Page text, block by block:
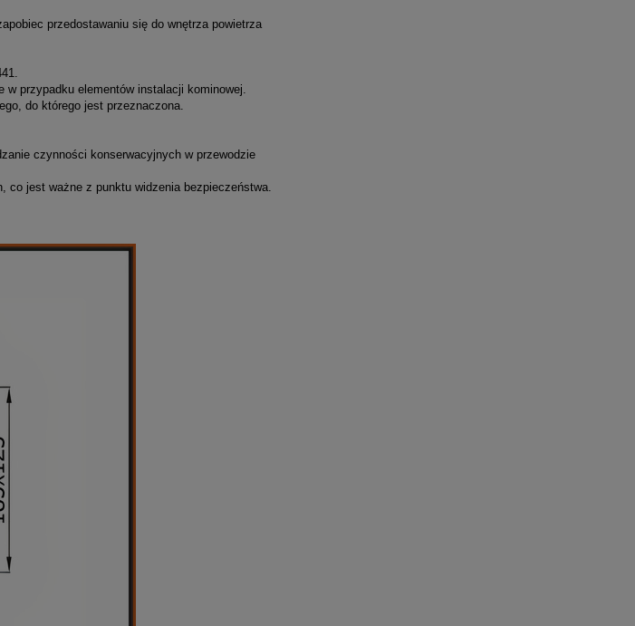
przedostawaniu się do wnętrza powietrza
przypadku elementów instalacji kominowej.
do którego jest przeznaczona.
czynności konserwacyjnych w przewodzie
co jest ważne z punktu widzenia bezpieczeństwa.